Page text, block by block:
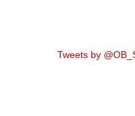
Tweets by